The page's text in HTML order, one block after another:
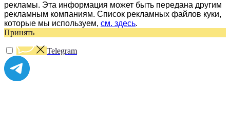
рекламы. Эта информация может быть передана другим
рекламным компаниям. Список рекламных файлов куки,
которые мы используем, см. здесь.
Принять
Telegram